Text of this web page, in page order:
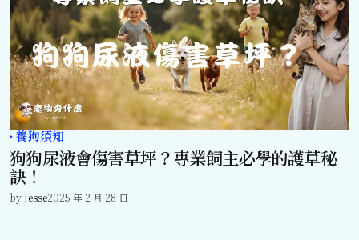
養狗須知
狗狗尿液會傷害草坪？專業飼主必學的護草秘
訣！
byJesse2025 年 2 月 28 日